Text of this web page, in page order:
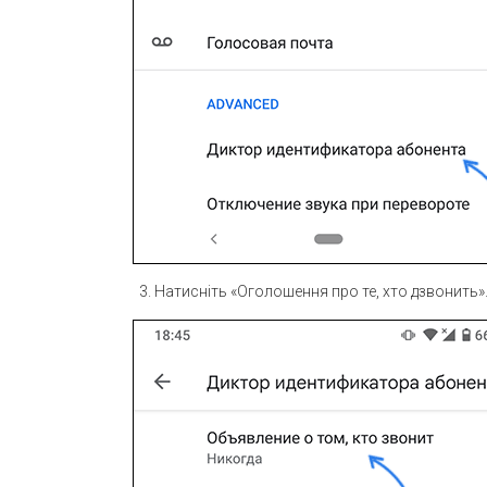
Натисніть «Оголошення про те, хто дзвонить».